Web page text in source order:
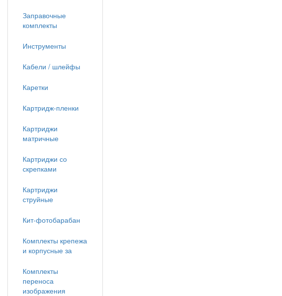
Заправочные
комплекты
Инструменты
Кабели / шлейфы
Каретки
Картридж-пленки
Картриджи
матричные
Картриджи со
скрепками
Картриджи
струйные
Кит-фотобарабан
Комплекты крепежа
и корпусные за
Комплекты
переноса
изображения